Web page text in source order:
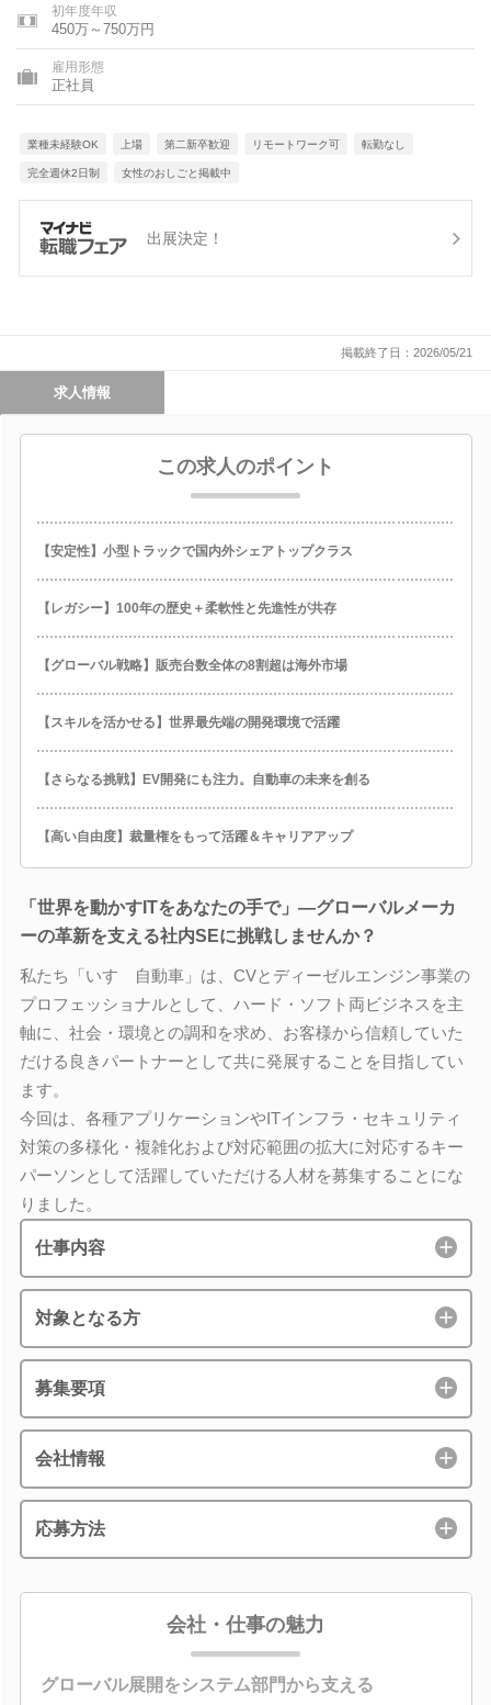
初年度年収
450万～750万円
雇用形態
正社員
業種未経験OK 上場 第二新卒歓迎 リモートワーク可 転勤なし
完全週休2日制 女性のおしごと掲載中
出展決定！
掲載終了日：2026/05/21
求人情報
この求人のポイント
【安定性】小型トラックで国内外シェアトップクラス
【レガシー】100年の歴史＋柔軟性と先進性が共存
【グローバル戦略】販売台数全体の8割超は海外市場
【スキルを活かせる】世界最先端の開発環境で活躍
【さらなる挑戦】EV開発にも注力。自動車の未来を創る
【高い自由度】裁量権をもって活躍＆キャリアアップ
「世界を動かすITをあなたの手で」―グローバルメーカ
ーの革新を支える社内SEに挑戦しませんか？
私たち「いすゞ自動車」は、CVとディーゼルエンジン事業の
プロフェッショナルとして、ハード・ソフト両ビジネスを主
軸に、社会・環境との調和を求め、お客様から信頼していた
だける良きパートナーとして共に発展することを目指してい
ます。
今回は、各種アプリケーションやITインフラ・セキュリティ
対策の多様化・複雑化および対応範囲の拡大に対応するキー
パーソンとして活躍していただける人材を募集することにな
りました。
仕事内容
対象となる方
募集要項
会社情報
応募方法
会社・仕事の魅力
グローバル展開をシステム部門から支える